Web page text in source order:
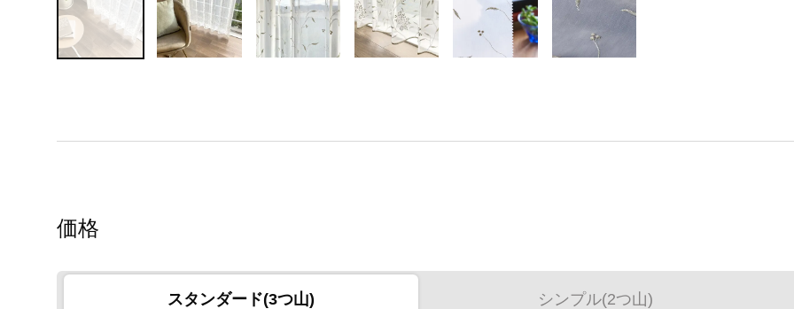
価格
スタンダード(3つ山) シンプル(2つ山)